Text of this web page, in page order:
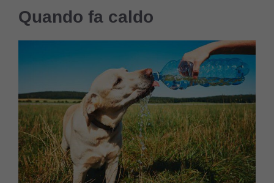
Quando fa caldo